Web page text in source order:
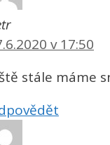
v 17:50
stále máme